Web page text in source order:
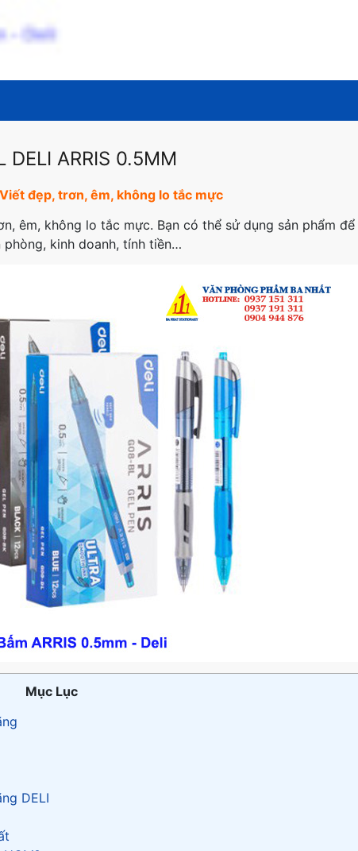
DELI ARRIS 0.5MM
đẹp, trơn, êm, không lo tắc mực
êm, không lo tắc mực. Bạn có thể sử dụng sản phẩm
kinh doanh, tính tiền…
Mục Lục
DELI